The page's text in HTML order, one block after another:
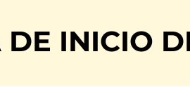
DE INICIO